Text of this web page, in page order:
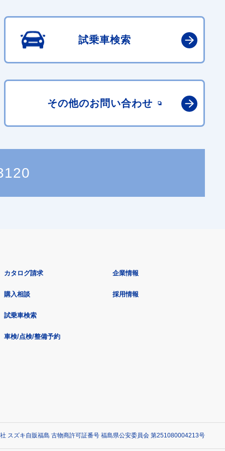
試乗車検索
その他のお問い合わせ
カタログ請求
購入相談
試乗車検索
車検/点検/整備予約
企業情報
採用情報
スズキ自販福島 古物商許可証番号 福島県公安委員会 第251080004213号